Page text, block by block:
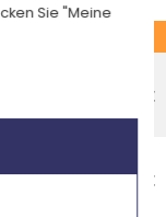
Paketshop
4,95 €
5,95 €
Sie "Meine